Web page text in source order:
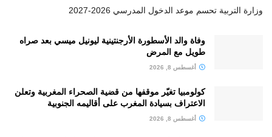
وزارة التربية تحسم موعد الدخول المدرسي 2026-2027
وفاة والد الأسطورة الأرجنتينية ليونيل ميسي بعد صراه
طويل مع المرض
أغسطس 8, 2026
كولومبيا تغيّر موقفها من قضية الصحراء المغربية وتعلن
الاعتراف بسيادة المغرب على أقاليمه الجنوبية
أغسطس 8, 2026